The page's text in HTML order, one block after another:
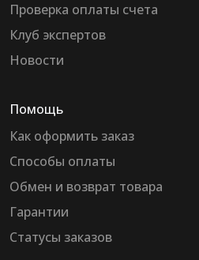
Проверка оплаты счета
Клуб экспертов
Новости
Помощь
Как оформить заказ
Способы оплаты
Обмен и возврат товара
Гарантии
Статусы заказов